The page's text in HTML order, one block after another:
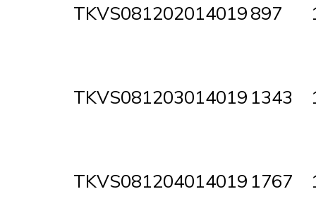
TKVS081202014019897
TKVS081203014019 1343
TKVS081204014019 1767